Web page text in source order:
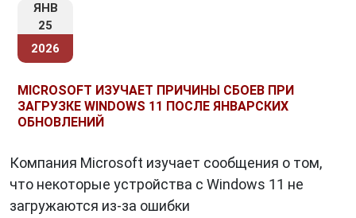
ЯНВ
25
2026
MICROSOFT ИЗУЧАЕТ ПРИЧИНЫ СБОЕВ ПРИ
ЗАГРУЗКЕ WINDOWS 11 ПОСЛЕ ЯНВАРСКИХ
ОБНОВЛЕНИЙ
Компания Microsoft изучает сообщения о том,
что некоторые устройства с Windows 11 не
загружаются из-за ошибки